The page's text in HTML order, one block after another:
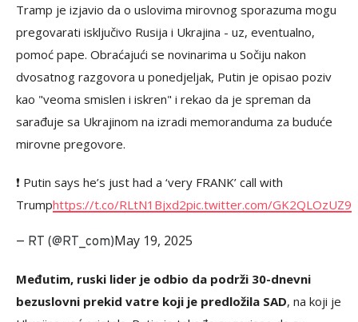
Tramp je izjavio da o uslovima mirovnog sporazuma mogu
pregovarati isključivo Rusija i Ukrajina - uz, eventualno,
pomoć pape. Obraćajući se novinarima u Sočiju nakon
dvosatnog razgovora u ponedjeljak, Putin je opisao poziv
kao "veoma smislen i iskren" i rekao da je spreman da
sarađuje sa Ukrajinom na izradi memoranduma za buduće
mirovne pregovore.
❗️ Putin says he’s just had a ‘very FRANK’ call with
Trumphttps://t.co/RLtN1Bjxd2pic.twitter.com/GK2QLOzUZ9
— RT (@RT_com)May 19, 2025
Međutim, ruski lider je odbio da podrži 30-dnevni
bezuslovni prekid vatre koji je predložila SAD, na koji je